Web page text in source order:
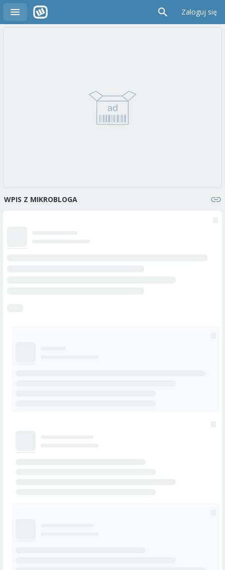
Zaloguj się
WPIS Z MIKROBLOGA